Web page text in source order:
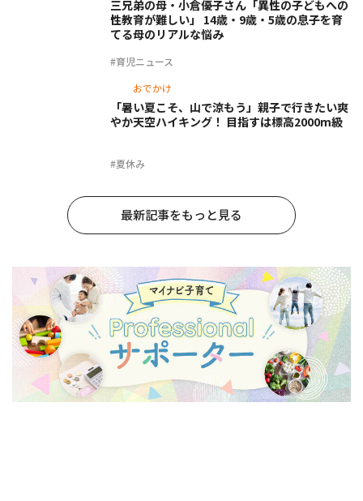
#育児ニュース
三兄弟の母・小倉優子さん「異性の子どもへの
性教育が難しい」 14歳・9歳・5歳の息子を育
てる母のリアルな悩み
おでかけ
#夏休み
「暑い夏こそ、山で涼もう」親子で行きたい爽
やか天空ハイキング！ 目指すは標高2000m級
最新記事をもっと見る